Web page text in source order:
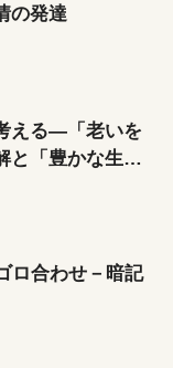
の発達
える―「老いを
と「豊かな生」
ロ合わせ－暗記